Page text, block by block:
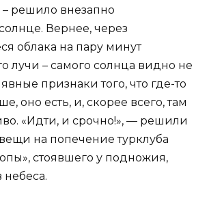
решило внезапно
Вернее, через
облака на пару минут
лучи – самого солнца видно не
признаки того, что где-то
оно есть, и, скорее всего, там
«Идти, и срочно!», — решили
на попечение турклуба
стоявшего у подножия,
небеса.